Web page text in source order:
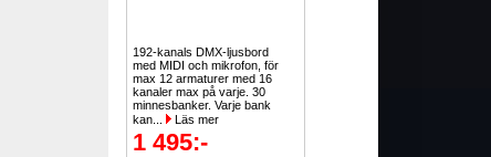
192-kanals DMX-ljusbord
med MIDI och mikrofon, för
max 12 armaturer med 16
kanaler max på varje. 30
minnesbanker. Varje bank
kan...
Läs mer
1 495:-